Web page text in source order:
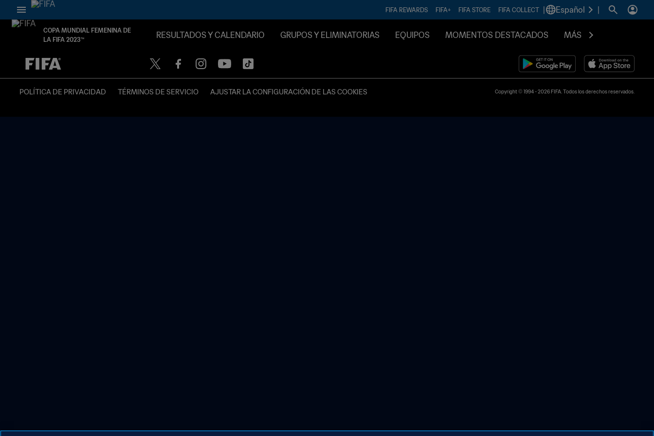
FIFA REWARDS FIFA+ FIFA STORE FIFA COLLECT Español
COPA MUNDIAL FEMENINA DE
LA FIFA 2023™
RESULTADOS Y CALENDARIO GRUPOS Y ELIMINATORIAS EQUIPOS MOMENTOS DESTACADOS MÁS
{equipoLocal} - {equipoVisitante}
POLÍTICA DE PRIVACIDAD TÉRMINOS DE SERVICIO AJUSTAR LA CONFIGURACIÓN DE LAS COOKIES Copyright © 1994 - 2026 FIFA. Todos los derechos reservados.